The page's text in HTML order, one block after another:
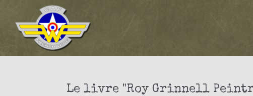
Le livre "Roy Grinnell